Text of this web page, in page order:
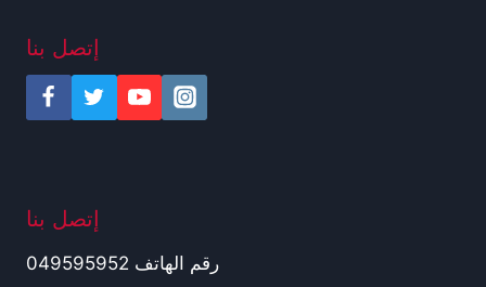
إتصل بنا
إتصل بنا
رقم الهاتف 049595952